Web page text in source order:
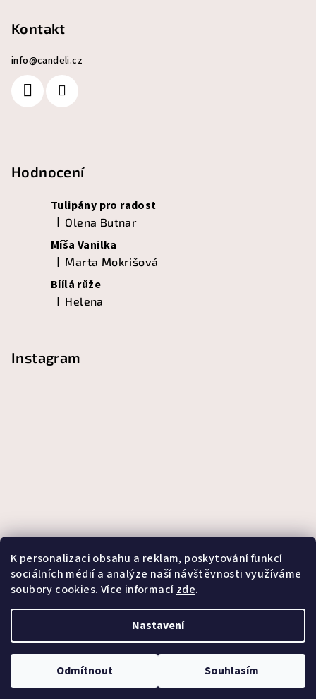
K personalizaci obsahu a reklam, poskytování funkcí
sociálních médií a analýze naší návštěvnosti využíváme
soubory cookies. Více informacízde.
Nastavení
Odmítnout Souhlasím
Kontakt
info@candeli.cz
Hodnocení
Tulipány pro radost
Hodnocení produktu je 5 z 5 hvězdiček.
Olena Butnar
Míša Vanilka
Hodnocení produktu je 5 z 5 hvězdiček.
Marta Mokrišová
Bíílá růže
Hodnocení produktu je 5 z 5 hvězdiček.
Helena
Instagram
Sledovat na Instagramu
nastavení cookies
Vytvořil Shoptet